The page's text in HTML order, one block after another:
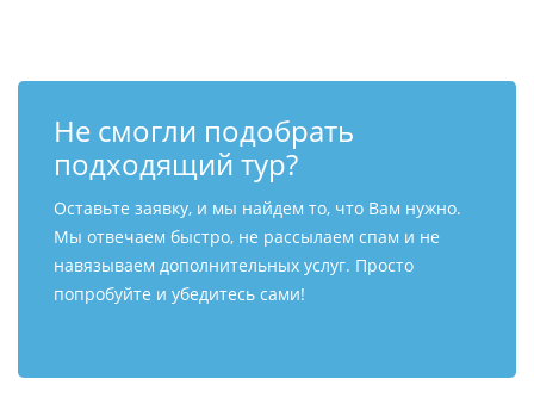
Не смогли подобрать
подходящий тур?
Оставьте заявку, и мы найдем то, что Вам нужно.
Мы отвечаем быстро, не рассылаем спам и не
навязываем дополнительных услуг. Просто
попробуйте и убедитесь сами!